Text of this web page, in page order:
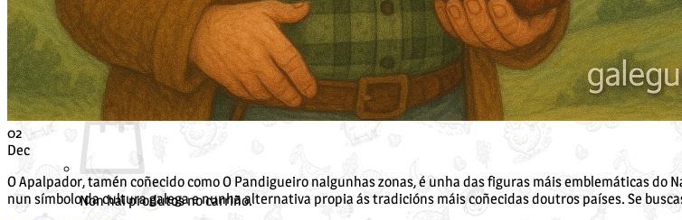
Agasallos Día da NaiAgasallos Pai Tenda GaleguiñaEnvíosContactaFAQGuía de tallas
Non hai produtos no carriño.
02
Dec
O Apalpador, tamén coñecido como O Pandigueiro nalgunhas zonas, é unha das figuras máis emblemáticas
nun símbolo da cultura galega e nunha alternativa propia ás tradicións máis coñecidas doutros países. Se